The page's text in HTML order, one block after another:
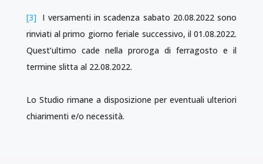
[3] I versamenti in scadenza sabato 20.08.2022 sono
rinviati al primo giorno feriale successivo, il 01.08.2022.
Quest’ultimo cade nella proroga di ferragosto e il
termine slitta al 22.08.2022.
Lo Studio rimane a disposizione per eventuali ulteriori
chiarimenti e/o necessità.